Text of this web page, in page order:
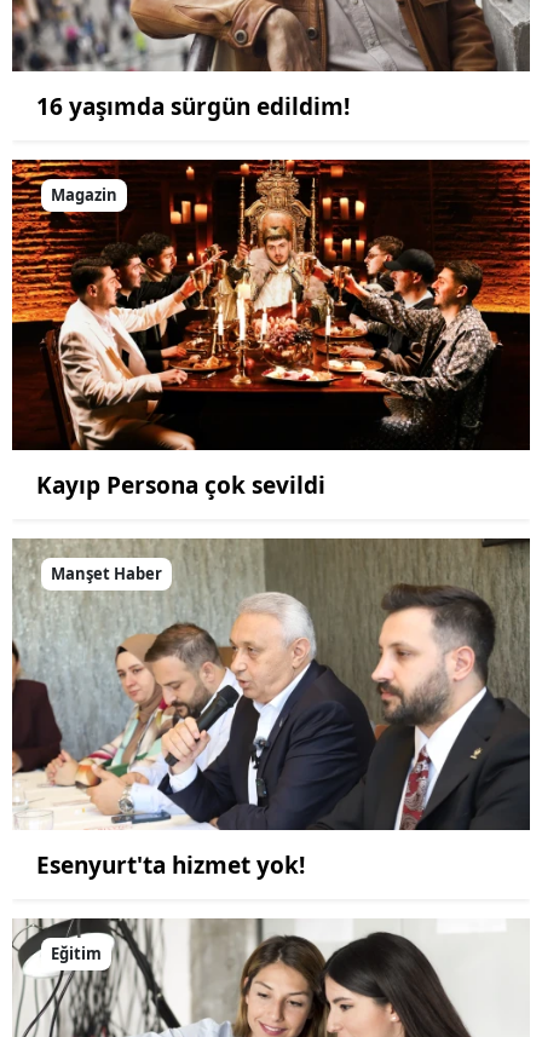
16 yaşımda sürgün edildim!
Magazin
Kayıp Persona çok sevildi
Manşet Haber
Esenyurt'ta hizmet yok!
Eğitim